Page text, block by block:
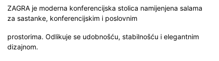
ZAGRA je moderna konferencijska stolica namijenjena salama
za sastanke, konferencijskim i poslovnim
prostorima. Odlikuje se udobnošću, stabilnošću i elegantnim
dizajnom.